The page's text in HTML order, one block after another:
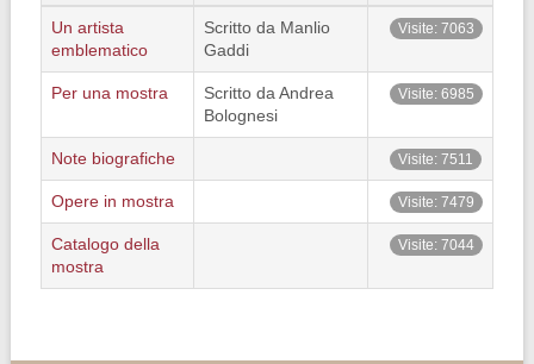
Un artista
emblematico
Scritto da Manlio
Gaddi
Visite: 7063
Per una mostra
Scritto da Andrea
Bolognesi
Visite: 6985
Note biografiche Visite: 7511
Opere in mostra Visite: 7479
Catalogo della
mostra
Visite: 7044